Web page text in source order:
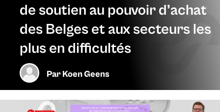
de soutien au pouvoir d’achat
des Belges et aux secteurs les
plus en difficultés
ParKoen Geens